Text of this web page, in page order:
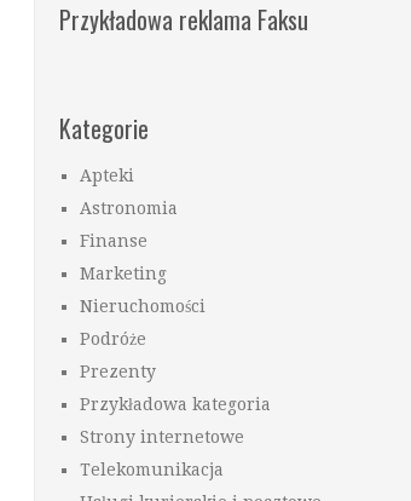
Przykładowa reklama Faksu
Kategorie
Apteki
Astronomia
Finanse
Marketing
Nieruchomości
Podróże
Prezenty
Przykładowa kategoria
Strony internetowe
Telekomunikacja